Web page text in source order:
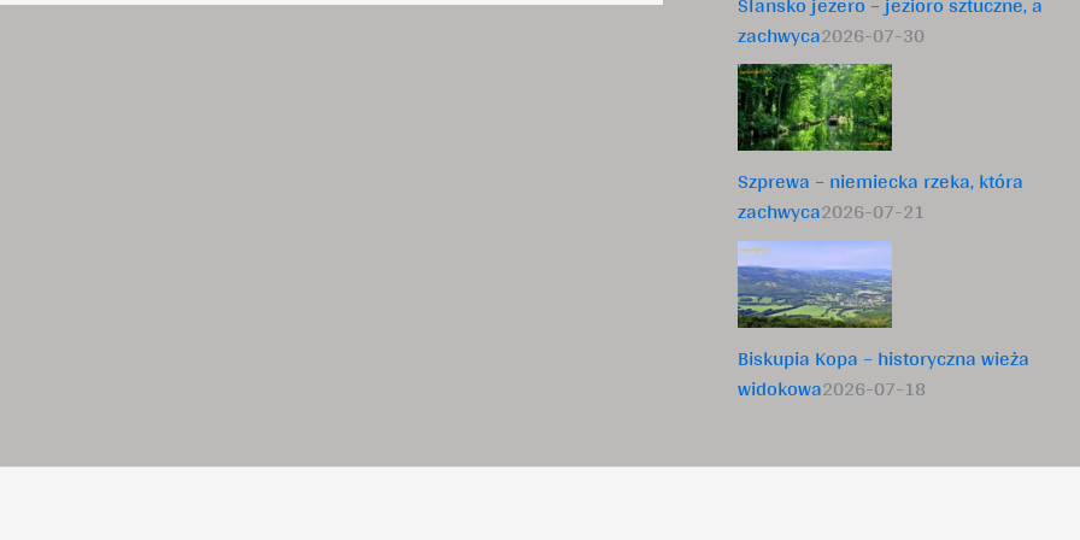
zachwyca2026-07-30
Szprewa – niemiecka rzeka, która
zachwyca2026-07-21
Biskupia Kopa – historyczna wieża
widokowa2026-07-18